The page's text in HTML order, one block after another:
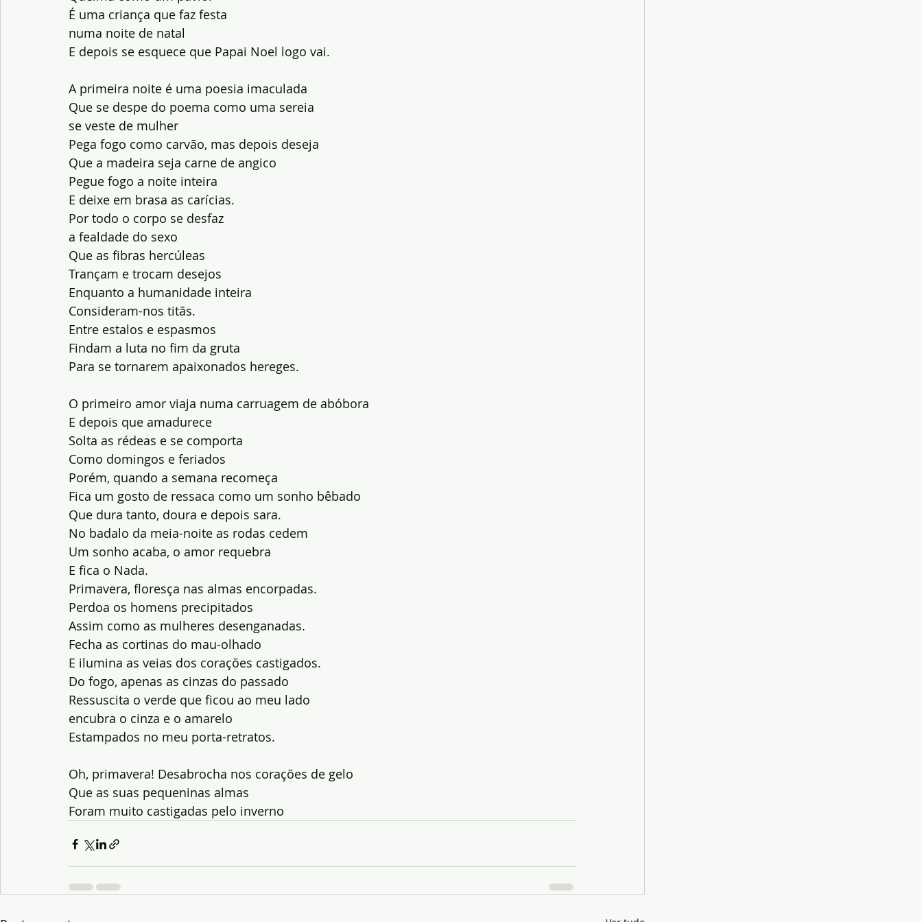
É uma criança que faz festa
numa noite de natal
E depois se esquece que Papai Noel logo vai.
A primeira noite é uma poesia imaculada
Que se despe do poema como uma sereia
se veste de mulher
Pega fogo como carvão, mas depois deseja
Que a madeira seja carne de angico
Pegue fogo a noite inteira
E deixe em brasa as carícias.
Por todo o corpo se desfaz
a fealdade do sexo
Que as fibras hercúleas
Trançam e trocam desejos
Enquanto a humanidade inteira
Consideram-nos titãs.
Entre estalos e espasmos
Findam a luta no fim da gruta
Para se tornarem apaixonados hereges.
O primeiro amor viaja numa carruagem de abóbora
E depois que amadurece
Solta as rédeas e se comporta
Como domingos e feriados
Porém, quando a semana recomeça
Fica um gosto de ressaca como um sonho bêbado
Que dura tanto, doura e depois sara.
No badalo da meia-noite as rodas cedem
Um sonho acaba, o amor requebra
E fica o Nada.
Primavera, floresça nas almas encorpadas.
Perdoa os homens precipitados
Assim como as mulheres desenganadas.
Fecha as cortinas do mau-olhado
E ilumina as veias dos corações castigados.
Do fogo, apenas as cinzas do passado
Ressuscita o verde que ficou ao meu lado
encubra o cinza e o amarelo
Estampados no meu porta-retratos.
Oh, primavera! Desabrocha nos corações de gelo
Que as suas pequeninas almas
Foram muito castigadas pelo inverno